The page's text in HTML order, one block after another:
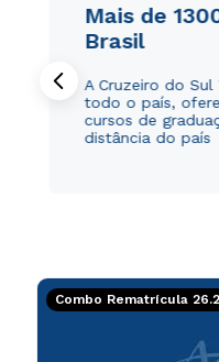
Mais de
Brasil
A Cruzeiro do
todo o país,
cursos de
distância do país
Combo Rematrícula 26.2